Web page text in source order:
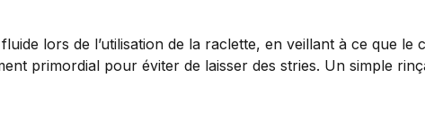
lors de l’utilisation de la raclette, en veillant à ce que
primordial pour éviter de laisser des stries. Un simple